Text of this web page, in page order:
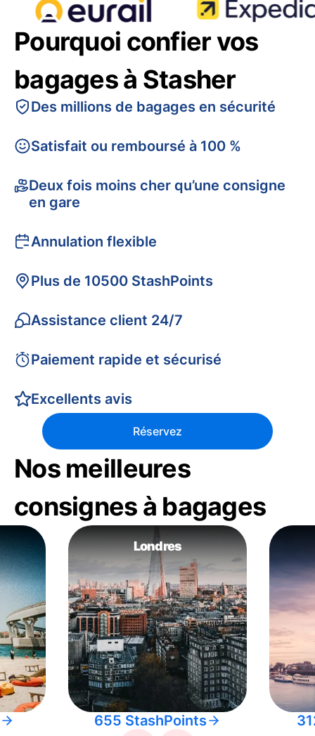
Pourquoi confier vos
bagages à Stasher
Des millions de bagages en sécurité
Satisfait ou remboursé à 100 %
Deux fois moins cher qu’une consigne
en gare
Annulation flexible
Plus de 10500 StashPoints
Assistance client 24/7
Paiement rapide et sécurisé
Excellents avis
Réservez
Nos meilleures
consignes à bagages
Londres
655 StashPoints